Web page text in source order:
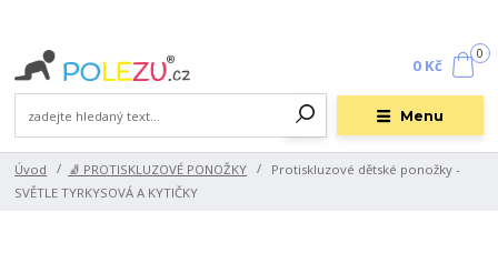
Menu
0
0 Kč
Úvod 🧦 PROTISKLUZOVÉ PONOŽKY
Protiskluzové dětské ponožky -
SVĚTLE TYRKYSOVÁ A KYTIČKY